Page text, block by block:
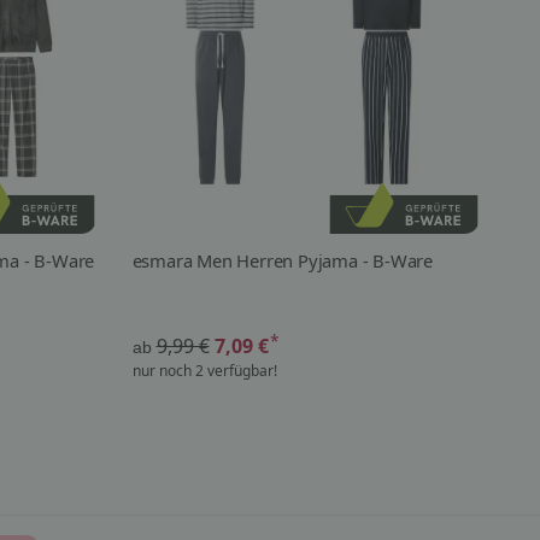
- B-Ware esmara Men Herren Pyjama - B-Ware
ab 9,99 € 7,09 €*
nur noch 2 verfügbar!